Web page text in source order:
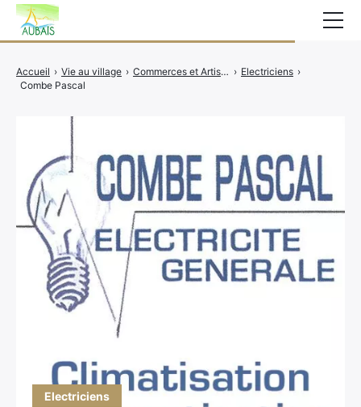
Electriciens
Accueil › Vie au village › Commerces et Artisans › Electriciens ›
Combe Pascal
Affichage légal
Vie au village
Services
Elections
Etat Civil
Autres Démarches
CCAS
Contact